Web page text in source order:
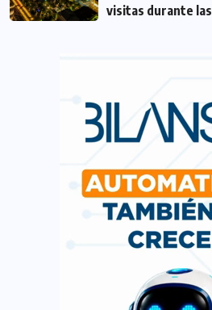
visitas durante las